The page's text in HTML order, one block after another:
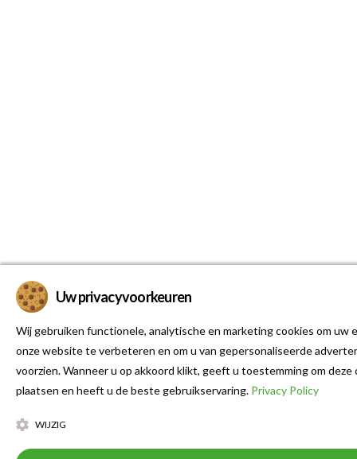
Uw privacyvoorkeuren
Wij gebruiken functionele, analytische en marketing cookies om uw
onze website te verbeteren en om u van gepersonaliseerde
voorzien. Wanneer u op akkoord klikt, geeft u toestemming om deze
plaatsen en heeft u de beste gebruikservaring. Privacy Policy
WIJZIG